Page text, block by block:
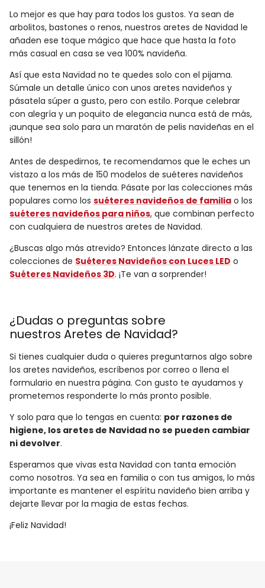
Lo mejor es que hay para todos los gustos. Ya sean de
arbolitos, bastones o renos, nuestros aretes de Navidad le
añaden ese toque mágico que hace que hasta la foto
más casual en casa se vea 100% navideña.
Así que esta Navidad no te quedes solo con el pijama.
Súmale un detalle único con unos aretes navideños y
pásatela súper a gusto, pero con estilo. Porque celebrar
con alegría y un poquito de elegancia nunca está de más,
¡aunque sea solo para un maratón de pelis navideñas en el
sillón!
Antes de despedirnos, te recomendamos que le eches un
vistazo a los más de 150 modelos de suéteres navideños
que tenemos en la tienda. Pásate por las colecciones más
populares como los suéteres navideños de familia o los
suéteres navideños para niños, que combinan perfecto
con cualquiera de nuestros aretes de Navidad.
¿Buscas algo más atrevido? Entonces lánzate directo a las
colecciones de Suéteres Navideños con Luces LED o
Suéteres Navideños 3D. ¡Te van a sorprender!
¿Dudas o preguntas sobre
nuestros Aretes de Navidad?
Si tienes cualquier duda o quieres preguntarnos algo sobre
los aretes navideños, escríbenos por correo o llena el
formulario en nuestra página. Con gusto te ayudamos y
prometemos responderte lo más pronto posible.
Y solo para que lo tengas en cuenta: por razones de
higiene, los aretes de Navidad no se pueden cambiar
ni devolver.
Esperamos que vivas esta Navidad con tanta emoción
como nosotros. Ya sea en familia o con tus amigos, lo más
importante es mantener el espíritu navideño bien arriba y
dejarte llevar por la magia de estas fechas.
¡Feliz Navidad!